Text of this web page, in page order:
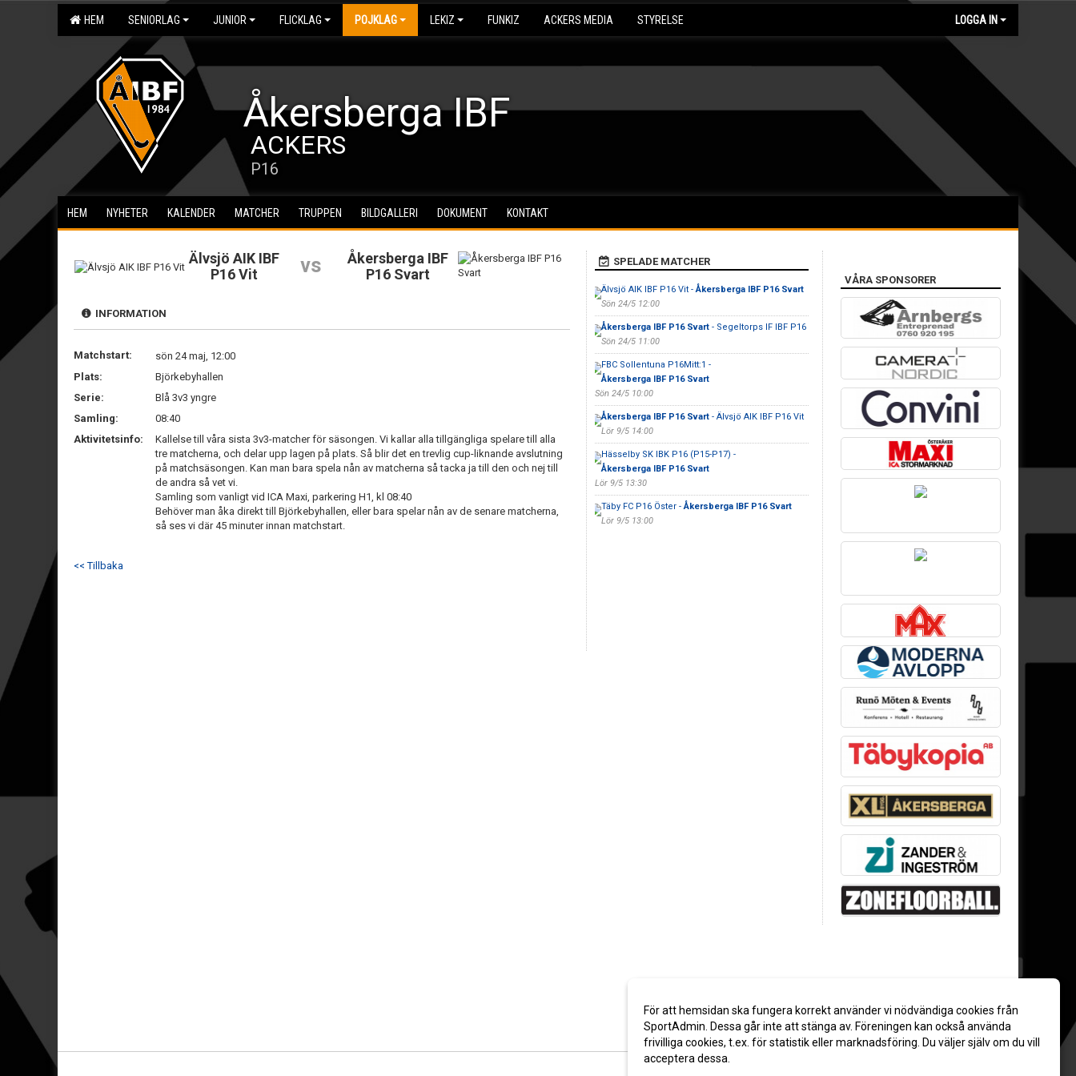
HEM SENIORLAG JUNIOR FLICKLAG POJKLAG LEKIZ FUNKIZ ACKERS MEDIA STYRELSE LOGGA IN
Åkersberga IBF
ACKERS
P16
HEM NYHETER KALENDER MATCHER TRUPPEN BILDGALLERI DOKUMENT KONTAKT
Älvsjö AIK IBF
P16 Vit
vs
Åkersberga IBF
P16 Svart
INFORMATION
Matchstart:
sön 24 maj, 12:00
Plats:
Björkebyhallen
Serie:
Blå 3v3 yngre
Samling:
08:40
Aktivitetsinfo:
Kallelse till våra sista 3v3-matcher för säsongen. Vi kallar alla tillgängliga spelare till alla
tre matcherna, och delar upp lagen på plats. Så blir det en trevlig cup-liknande avslutning
på matchsäsongen. Kan man bara spela nån av matcherna så tacka ja till den och nej till
de andra så vet vi.
Samling som vanligt vid ICA Maxi, parkering H1, kl 08:40
Behöver man åka direkt till Björkebyhallen, eller bara spelar nån av de senare matcherna,
så ses vi där 45 minuter innan matchstart.
<< Tillbaka
SPELADE MATCHER
Älvsjö AIK IBF P16 Vit -Åkersberga IBF P16 Svart
Sön 24/5 12:00
Åkersberga IBF P16 Svart- Segeltorps IF IBF P16
Sön 24/5 11:00
FBC Sollentuna P16Mitt:1 -
Åkersberga IBF P16 Svart
Sön 24/5 10:00
Åkersberga IBF P16 Svart- Älvsjö AIK IBF P16 Vit
Lör 9/5 14:00
Hässelby SK IBK P16 (P15-P17) -
Åkersberga IBF P16 Svart
Lör 9/5 13:30
Täby FC P16 Öster -Åkersberga IBF P16 Svart
Lör 9/5 13:00
VÅRA SPONSORER
För att hemsidan ska fungera korrekt använder vi nödvändiga cookies från
SportAdmin. Dessa går inte att stänga av. Föreningen kan också använda
frivilliga cookies, t.ex. för statistik eller marknadsföring. Du väljer själv om du vill
acceptera dessa.